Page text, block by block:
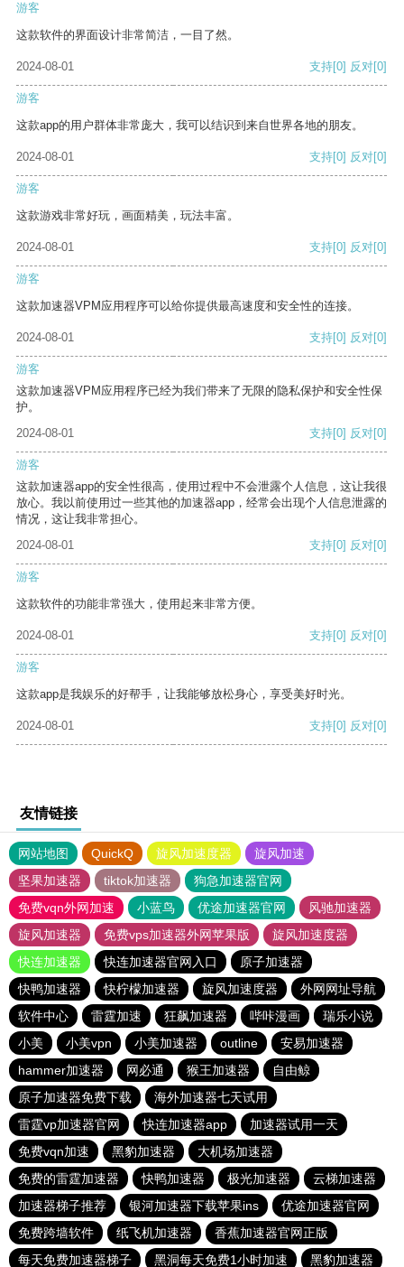
游客
这款软件的界面设计非常简洁，一目了然。
2024-08-01 支持[0] 反对[0]
游客
这款app的用户群体非常庞大，我可以结识到来自世界各地的朋友。
2024-08-01 支持[0] 反对[0]
游客
这款游戏非常好玩，画面精美，玩法丰富。
2024-08-01 支持[0] 反对[0]
游客
这款加速器VPM应用程序可以给你提供最高速度和安全性的连接。
2024-08-01 支持[0] 反对[0]
游客
这款加速器VPM应用程序已经为我们带来了无限的隐私保护和安全性保
护。
2024-08-01
支持[0] 反对[0]
游客
这款加速器app的安全性很高，使用过程中不会泄露个人信息，这让我很
放心。我以前使用过一些其他的加速器app，经常会出现个人信息泄露的
情况，这让我非常担心。
2024-08-01
支持[0] 反对[0]
游客
这款软件的功能非常强大，使用起来非常方便。
2024-08-01 支持[0] 反对[0]
游客
这款app是我娱乐的好帮手，让我能够放松身心，享受美好时光。
2024-08-01 支持[0] 反对[0]
友情链接
网站地图 QuickQ 旋风加速度器
旋风加速
坚果加速器
tiktok加速器
狗急加速器官网
免费vqn外网加速
小蓝鸟 优途加速器官网
风驰加速器
旋风加速器
免费vps加速器外网苹果版
旋风加速度器
快连加速器
快连加速器官网入口
原子加速器
快鸭加速器
快柠檬加速器 旋风加速度器
外网网址导航
软件中心
雷霆加速 狂飙加速器 哔咔漫画
瑞乐小说
小美
小美vpn 小美加速器 outline
安易加速器
hammer加速器
网必通 猴王加速器
自由鲸
原子加速器免费下载
海外加速器七天试用
雷霆vp加速器官网
快连加速器app
加速器试用一天
免费vqn加速
黑豹加速器
大机场加速器
免费的雷霆加速器
快鸭加速器 极光加速器
云梯加速器
加速器梯子推荐
银河加速器下载苹果ins
优途加速器官网
免费跨墙软件
纸飞机加速器
香蕉加速器官网正版
每天免费加速器梯子
黑洞每天免费1小时加速 黑豹加速器